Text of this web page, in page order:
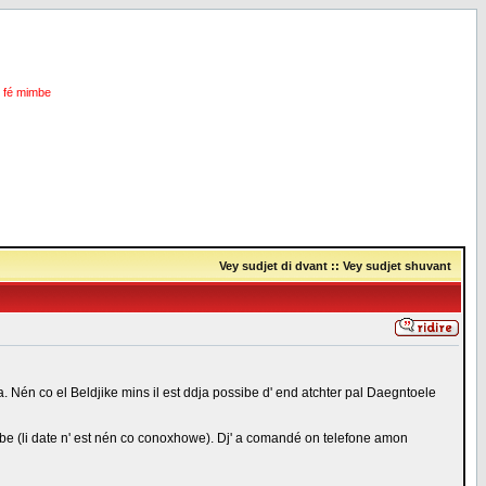
fé mimbe
Vey sudjet di dvant :: Vey sudjet shuvant
Nén co el Beldjike mins il est ddja possibe d' end atchter pal Daegntoele
(li date n' est nén co conoxhowe). Dj' a comandé on telefone amon